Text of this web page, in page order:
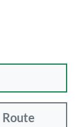
Route